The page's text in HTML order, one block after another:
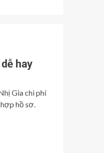
hay
Gia chi phí
hồ sơ.